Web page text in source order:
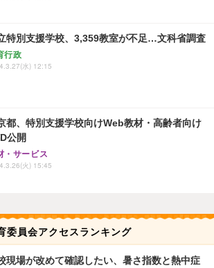
特別支援学校、3,359教室が不足…文科省調査
行政
水) 12:15
都、特別支援学校向けWeb教材・高齢者向け
公開
・サービス
火) 15:45
委員会アクセスランキング
現場が改めて確認したい、暑さ指数と熱中症